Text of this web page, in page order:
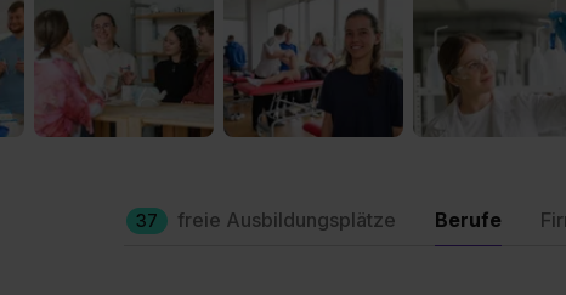
37 freie Ausbildungsplätze Berufe